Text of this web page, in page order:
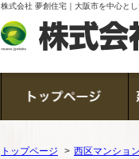
株式会社 夢創住宅｜大阪市を中心と
トップページ 西区マンショ